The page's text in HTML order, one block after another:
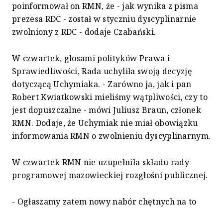
poinformował on RMN, że - jak wynika z pisma
prezesa RDC - został w styczniu dyscyplinarnie
zwolniony z RDC - dodaje Czabański.
W czwartek, głosami polityków Prawa i
Sprawiedliwości, Rada uchyliła swoją decyzję
dotyczącą Uchymiaka. - Zarówno ja, jak i pan
Robert Kwiatkowski mieliśmy wątpliwości, czy to
jest dopuszczalne - mówi Juliusz Braun, członek
RMN. Dodaje, że Uchymiak nie miał obowiązku
informowania RMN o zwolnieniu dyscyplinarnym.
W czwartek RMN nie uzupełniła składu rady
programowej mazowieckiej rozgłośni publicznej.
- Ogłaszamy zatem nowy nabór chętnych na to